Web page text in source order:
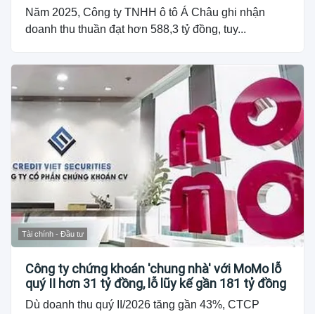
Năm 2025, Công ty TNHH ô tô Á Châu ghi nhận
doanh thu thuần đạt hơn 588,3 tỷ đồng, tuy...
Tài chính - Đầu tư
Công ty chứng khoán 'chung nhà' với MoMo lỗ
quý II hơn 31 tỷ đồng, lỗ lũy kế gần 181 tỷ đồng
Dù doanh thu quý II/2026 tăng gần 43%, CTCP